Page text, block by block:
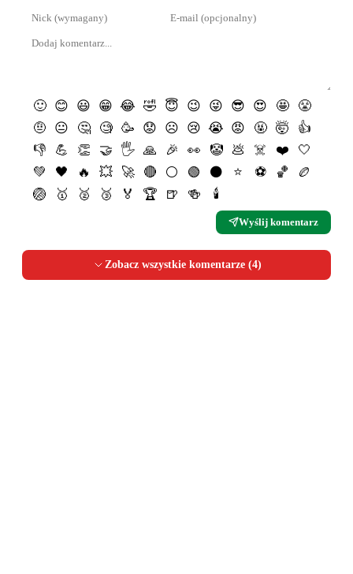
🙂 😊 😃 😁 😂 🤣 😇 😉 😜 😎 😍 🤩
😤
🤨
😐 🤔 🧐 🥳 😟 ☹️ 😢 😭 😡 🤬 🤯
👍
👎
💪 👏 🤝 🖐 🙏 🎉 👀 🤡 💩 ☠️ ❤️
🤍
💚
🖤 🔥 💥 🚀 🔴 ⚪️ 🟢 ⚫️ ⭐️ ⚽️ 🏀
🏉
🏐
🥇 🥈 🥉 🏅 🏆 🍺 🍻 🕯
Wyślij komentarz
Zobacz wszystkie komentarze (4)